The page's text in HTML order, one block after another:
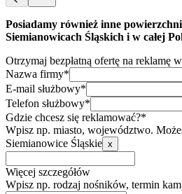
Posiadamy również inne
Siemianowicach Śląskich i w całej
Otrzymaj bezpłatną ofertę na reklamę
Nazwa firmy*
E-mail służbowy*
Telefon służbowy*
Gdzie chcesz się reklamować?*
Wpisz np. miasto, województwo.
Siemianowice Śląskie x
Więcej szczegółów
Wpisz np. rodzaj nośników, termin